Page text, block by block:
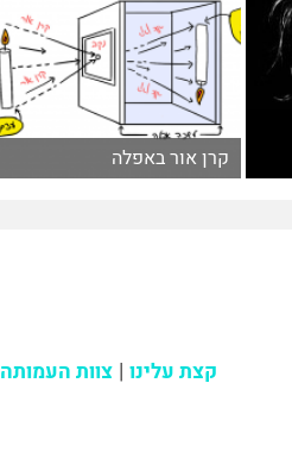
קרן אור באפלה
קצת עלינו צוות העמותה